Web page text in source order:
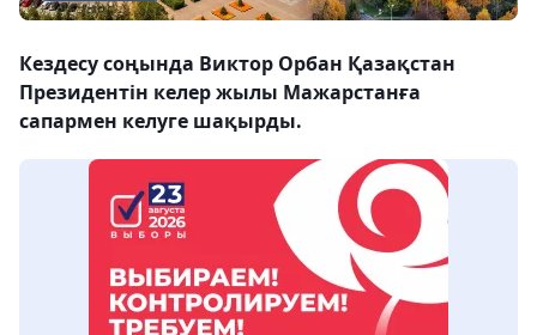
Кездесу соңында Виктор Орбан Қазақстан
Президентін келер жылы Мажарстанға
сапармен келуге шақырды.